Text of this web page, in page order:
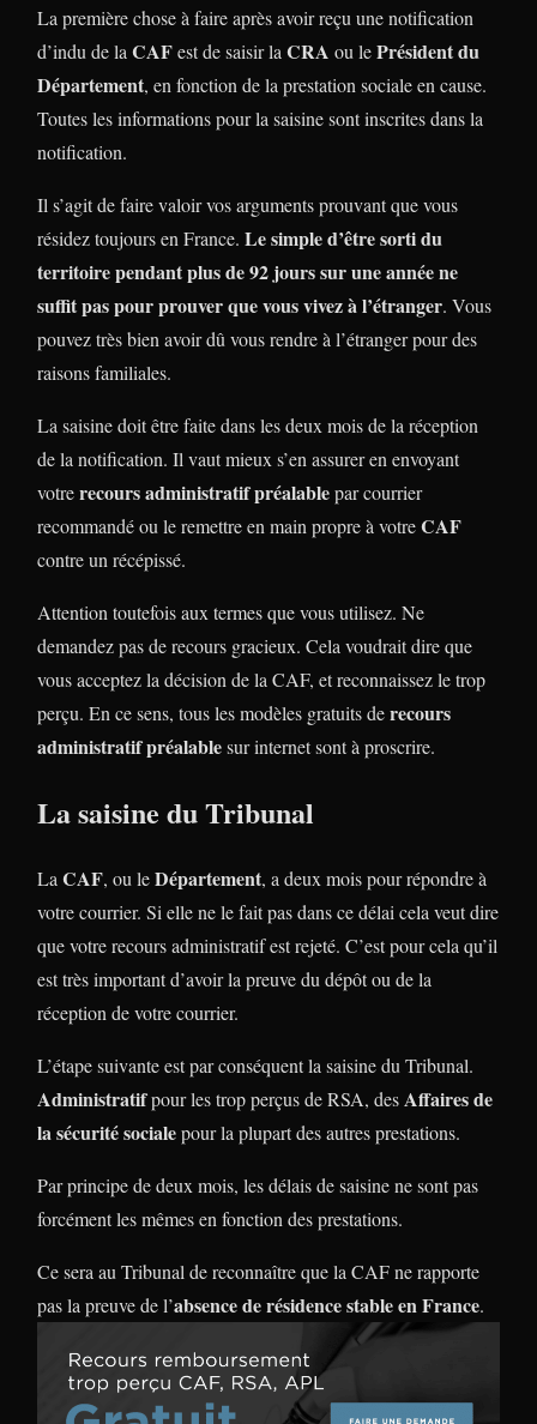
La première chose à faire après avoir reçu une notification
d’indu de la CAFest de saisir la CRA ou lePrésident du
Département, en fonction de la prestation sociale en cause.
Toutes les informations pour la saisine sont inscrites dans la
notification.
Il s’agit de faire valoir vos arguments prouvant que vous
résidez toujours en France. Le simple d’être sorti du
territoire pendant plus de 92 jours sur une année ne
suffit pas pour prouver que vous vivez à l’étranger. Vous
pouvez très bien avoir dû vous rendre à l’étranger pour des
raisons familiales.
La saisine doit être faite dans les deux mois de la réception
de la notification. Il vaut mieux s’en assurer en envoyant
votrerecours administratif préalablepar courrier
recommandé ou le remettre en main propre à votreCAF
contre un récépissé.
Attention toutefois aux termes que vous utilisez. Ne
demandez pas de recours gracieux. Cela voudrait dire que
vous acceptez la décision de la CAF, et reconnaissez le trop
perçu. En ce sens, tous les modèles gratuits derecours
administratif préalablesur internet sont à proscrire.
La saisine du Tribunal
La CAF, ou leDépartement, a deux mois pour répondre à
votre courrier. Si elle ne le fait pas dans ce délai cela veut dire
que votre recours administratif est rejeté. C’est pour cela qu’il
est très important d’avoir la preuve du dépôt ou de la
réception de votre courrier.
L’étape suivante est par conséquent la saisine du Tribunal.
Administratifpour les trop perçus de RSA, desAffaires de
la sécurité socialepour la plupart des autres prestations.
Par principe de deux mois, les délais de saisine ne sont pas
forcément les mêmes en fonction des prestations.
Ce sera au Tribunal de reconnaître que la CAF ne rapporte
pas la preuve de l’absence de résidence stable en France.